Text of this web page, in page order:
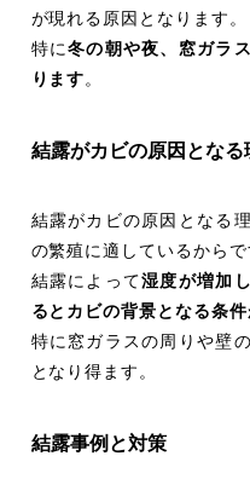
が現れる原因となります。
特に冬の朝や夜、窓ガラ
ります。
結露がカビの原因となる
結露がカビの原因となる
の繁殖に適しているからで
結露によって湿度が増加
るとカビの背景となる条
特に窓ガラスの周りや壁
となり得ます。
結露事例と対策